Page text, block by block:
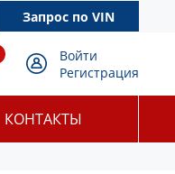
Запрос по VIN
Войти
Регистрация
КОНТАКТЫ